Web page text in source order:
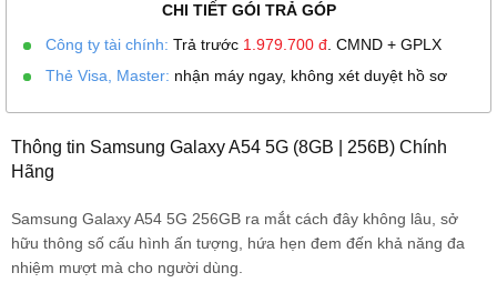
CHI TIẾT GÓI TRẢ GÓP
Công ty tài chính: Trả trước 1.979.700 đ . CMND + GPLX
Thẻ Visa, Master: nhận máy ngay, không xét duyệt hồ sơ
Thông tin Samsung Galaxy A54 5G (8GB | 256B) Chính
Hãng
Samsung Galaxy A54 5G 256GB ra mắt cách đây không lâu, sở
hữu thông số cấu hình ấn tượng, hứa hẹn đem đến khả năng đa
nhiệm mượt mà cho người dùng.